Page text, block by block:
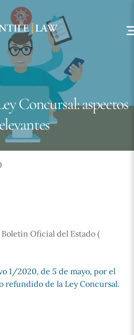
Concursal: aspectos
Boletín Oficial del Estado (
1/2020, de 5 de mayo, por el
refundido de la Ley Concursal.